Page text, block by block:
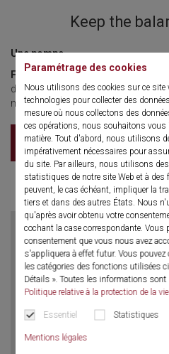
Paramétrage des cookies
Nous utilisons des cookies sur ce site
technologies pour collecter des
mesure où nous collectons des
ces opérations, nous souhaitons
matière. Tout d'abord, nous utilisons
impérativement nécessaires pour
du site. Par ailleurs, nous utilisons
statistiques de notre site Web et à
peuvent, le cas échéant, impliquer la
tiers et dans des autres États. Nous
qu'après avoir obtenu votre
cochant la case correspondante. Vous
consentement que vous nous avez
s'appliquera à effet futur. Vous
les catégories des fonctions utilisées
Détails ». Toutes les informations
Politique relative à la protection de la
Essentiel Statistiques
Mentions légales
Keep the
Une pompe
FLUID CONTROL 2225, la nouvelle
d'irrigation interdisciplinaire de
module d'équilibrage mobile.
Brochure